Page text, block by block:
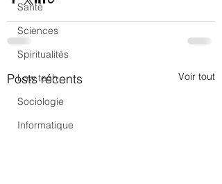
Santé
Sciences
Spiritualités
Low tech
Sociologie
Informatique
Posts récents Voir tout